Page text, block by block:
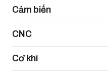
Cảm biến
CNC
Cơ khí